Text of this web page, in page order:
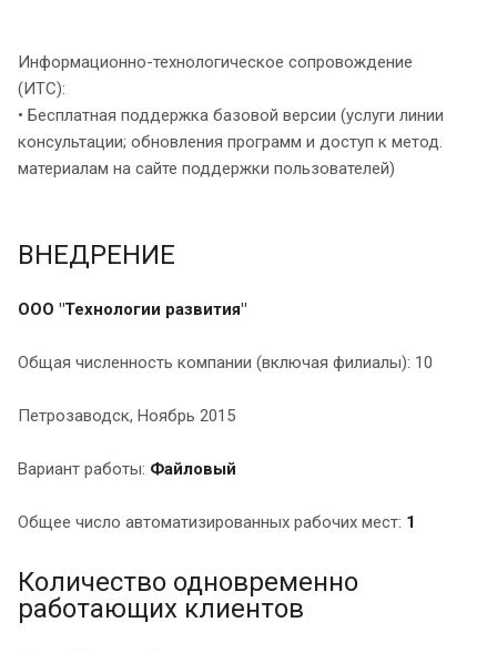
Информационно-технологическое сопровождение
(ИТС):
• Бесплатная поддержка базовой версии (услуги линии
консультации; обновления программ и доступ к метод.
материалам на сайте поддержки пользователей)
ВНЕДРЕНИЕ
ООО "Технологии развития"
Общая численность компании (включая филиалы): 10
Петрозаводск, Ноябрь 2015
Вариант работы: Файловый
Общее число автоматизированных рабочих мест: 1
Количество одновременно
работающих клиентов